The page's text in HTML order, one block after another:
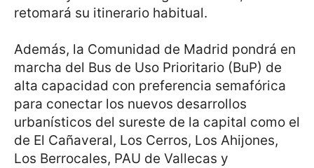
retomará su itinerario habitual.
Además, la Comunidad de Madrid pondrá en
marcha del Bus de Uso Prioritario (BuP) de
alta capacidad con preferencia semafórica
para conectar los nuevos desarrollos
urbanísticos del sureste de la capital como el
de El Cañaveral, Los Cerros, Los Ahijones,
Los Berrocales, PAU de Vallecas y